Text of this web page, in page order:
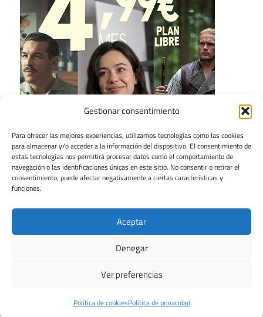
Gestionar consentimiento
Para ofrecer las mejores experiencias, utilizamos tecnologías como las cookies
para almacenar y/o acceder a la información del dispositivo. El consentimiento de
estas tecnologías nos permitirá procesar datos como el comportamiento de
navegación o las identificaciones únicas en este sitio. No consentir o retirar el
consentimiento, puede afectar negativamente a ciertas características y
funciones.
Aceptar
Denegar
Ver preferencias
Política de cookiesPolítica de privacidad